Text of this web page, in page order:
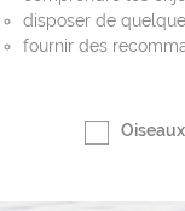
disposer de
fournir des